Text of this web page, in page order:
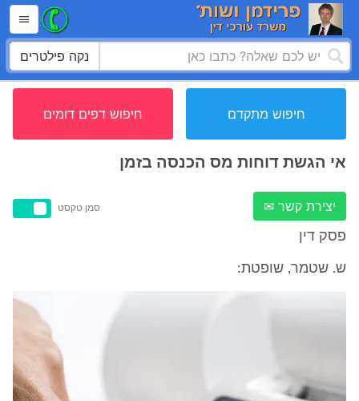
נקה פילטרים
חיפוש מתקדם חיפוש דפים דומים
אי הגשת דוחות מס הכנסה בזמן
יצירת קשר ✉ סמן טקסט
פסק דין
ש. שטמר, שופטת: